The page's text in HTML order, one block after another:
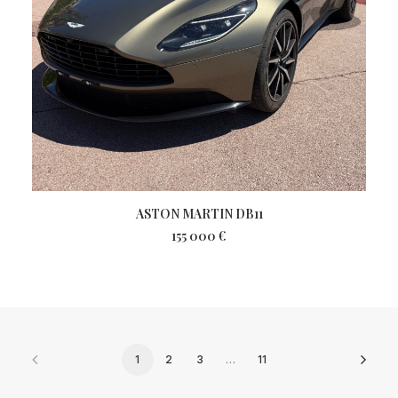
ASTON MARTIN DB11
155 000 €
1 2 3 … 11